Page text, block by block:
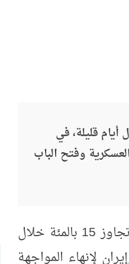
ملحوظاً تجاوز 15 بالمئة خلال أيام قليلة، في
وفتح الباب
البيان/الاناضول: سجلت العملة الوطنية الإيرانية ارتفاعاً ملحوظاً تجاوز 15 بالمئة خلال
لإنهاء المواجهة